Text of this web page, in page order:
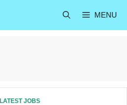
MENU
LATEST JOBS